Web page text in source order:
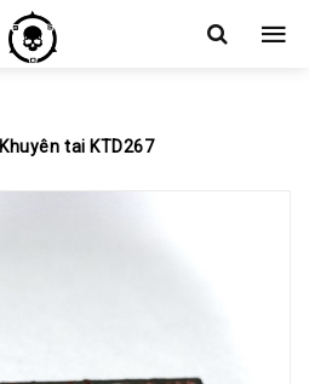
Khuyên tai KTD267